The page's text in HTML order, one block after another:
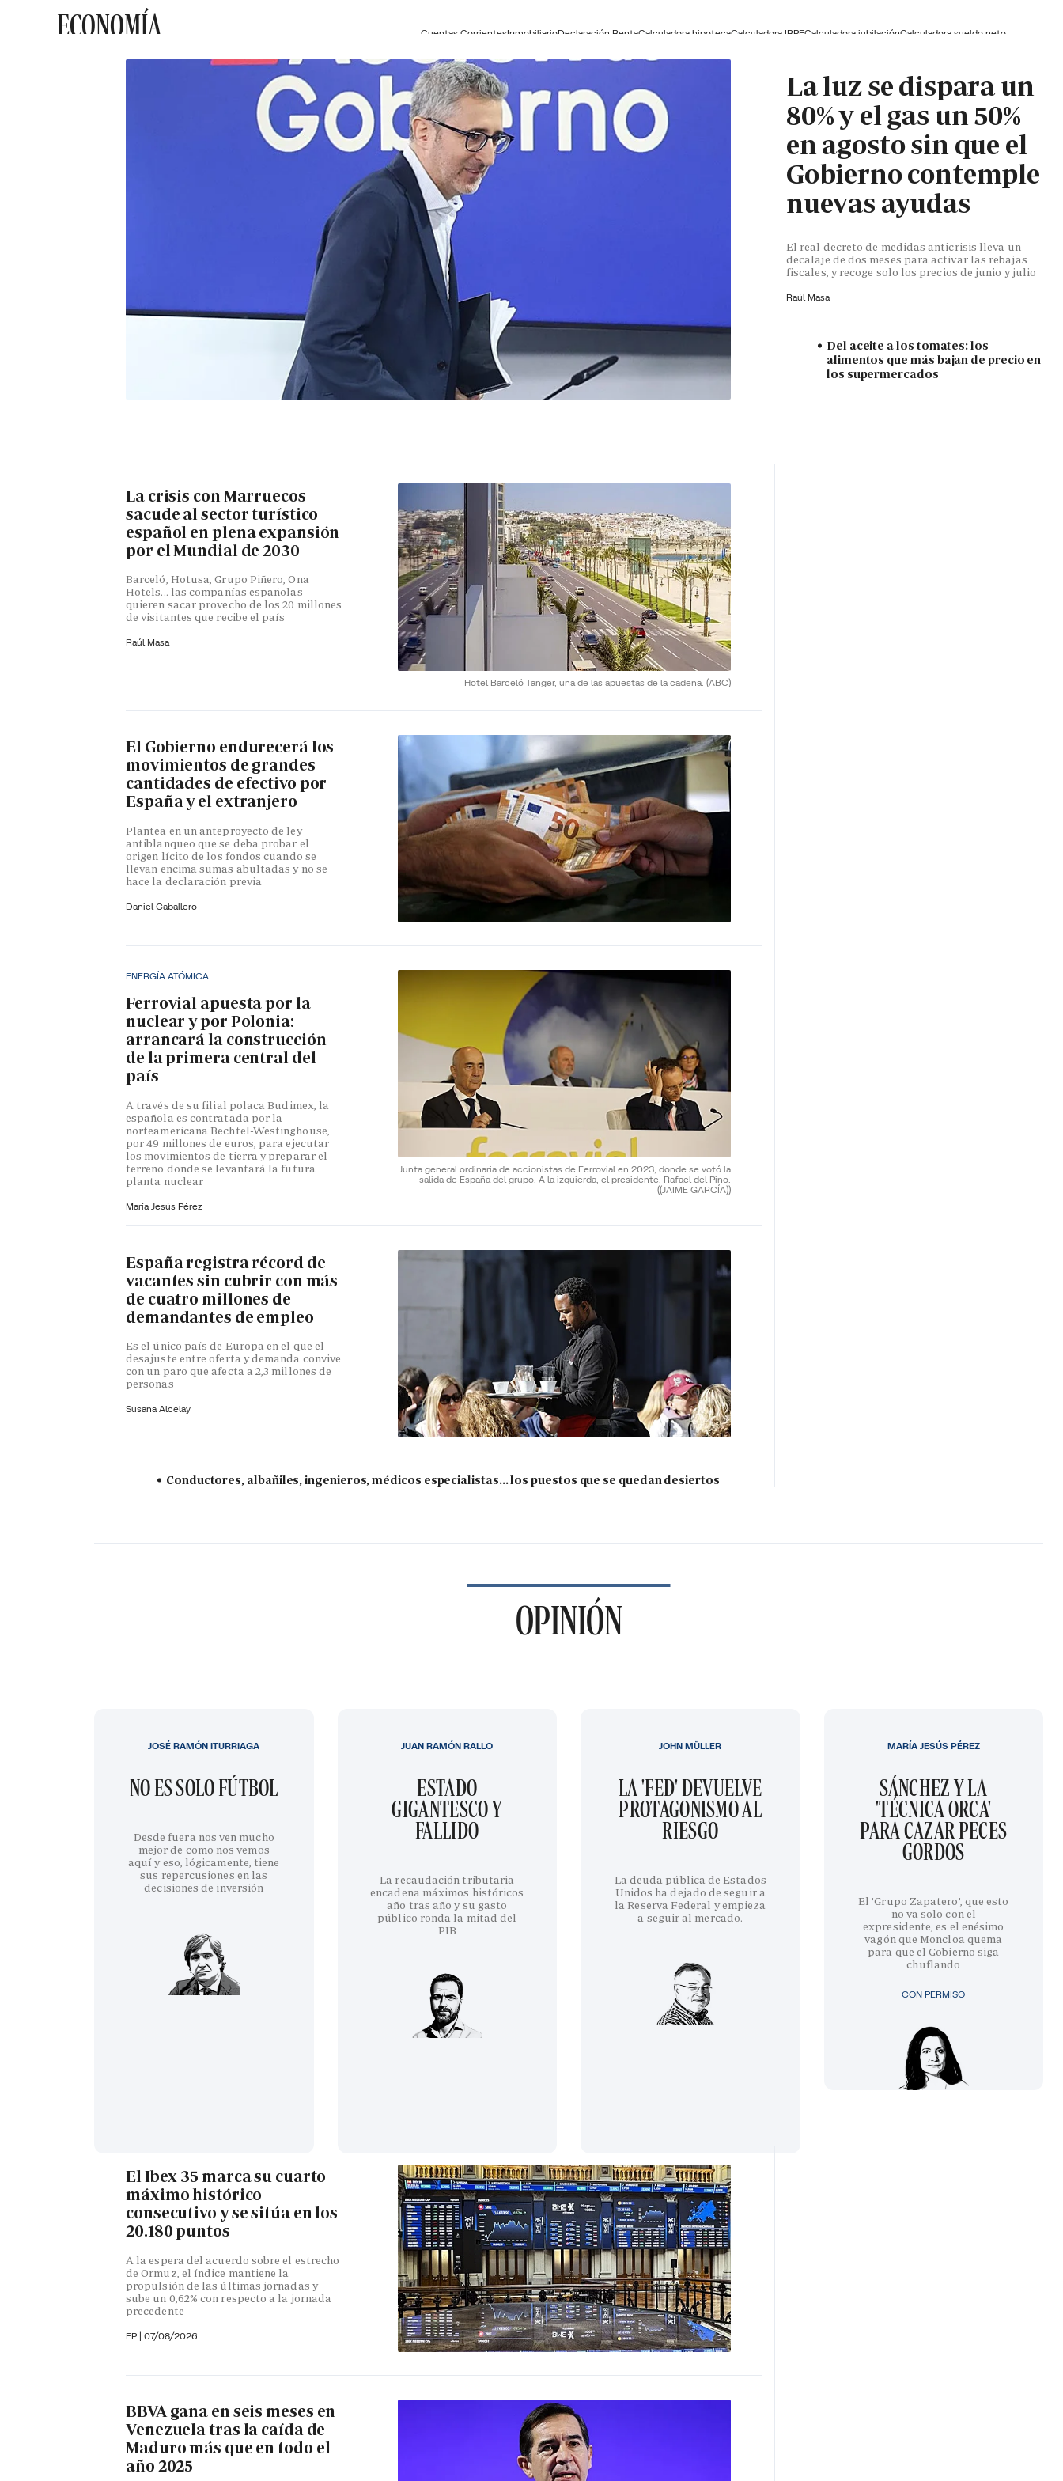
ECONOMÍA Cuentas CorrientesInmobiliarioDeclaración RentaCalculadora hipotecaCalculadora IRPFCalculadora jubilaciónCalculadora sueldo neto
La luz se dispara un
80% y el gas un 50%
en agosto sin que el
Gobierno contemple
nuevas ayudas
El real decreto de medidas anticrisis lleva un
decalaje de dos meses para activar las rebajas
fiscales, y recoge solo los precios de junio y julio
Raúl Masa
Del aceite a los tomates: los
alimentos que más bajan de precio en
los supermercados
Hotel Barceló Tanger, una de las apuestas de la cadena. (ABC)
La crisis con Marruecos
sacude al sector turístico
español en plena expansión
por el Mundial de 2030
Barceló, Hotusa, Grupo Piñero, Ona
Hotels... las compañías españolas
quieren sacar provecho de los 20 millones
de visitantes que recibe el país
Raúl Masa
El Gobierno endurecerá los
movimientos de grandes
cantidades de efectivo por
España y el extranjero
Plantea en un anteproyecto de ley
antiblanqueo que se deba probar el
origen lícito de los fondos cuando se
llevan encima sumas abultadas y no se
hace la declaración previa
Daniel Caballero
Junta general ordinaria de accionistas de Ferrovial en 2023, donde se votó la
salida de España del grupo. A la izquierda, el presidente, Rafael del Pino.
((JAIME GARCÍA))
ENERGÍA ATÓMICA
Ferrovial apuesta por la
nuclear y por Polonia:
arrancará la construcción
de la primera central del
país
A través de su filial polaca Budimex, la
española es contratada por la
norteamericana Bechtel-Westinghouse,
por 49 millones de euros, para ejecutar
los movimientos de tierra y preparar el
terreno donde se levantará la futura
planta nuclear
María Jesús Pérez
España registra récord de
vacantes sin cubrir con más
de cuatro millones de
demandantes de empleo
Es el único país de Europa en el que el
desajuste entre oferta y demanda convive
con un paro que afecta a 2,3 millones de
personas
Susana Alcelay
Conductores, albañiles, ingenieros, médicos especialistas... los puestos que se quedan desiertos
OPINIÓN
NO ES SOLO FÚTBOL
Desde fuera nos ven mucho
mejor de como nos vemos
aquí y eso, lógicamente, tiene
sus repercusiones en las
decisiones de inversión
JOSÉ RAMÓN ITURRIAGA
ESTADO
GIGANTESCO Y
FALLIDO
La recaudación tributaria
encadena máximos históricos
año tras año y su gasto
público ronda la mitad del
PIB
JUAN RAMÓN RALLO
LA 'FED' DEVUELVE
PROTAGONISMO AL
RIESGO
La deuda pública de Estados
Unidos ha dejado de seguir a
la Reserva Federal y empieza
a seguir al mercado.
JOHN MÜLLER
CON PERMISO
SÁNCHEZ Y LA
'TÉCNICA ORCA'
PARA CAZAR PECES
GORDOS
El 'Grupo Zapatero', que esto
no va solo con el
expresidente, es el enésimo
vagón que Moncloa quema
para que el Gobierno siga
chuflando
MARÍA JESÚS PÉREZ
El Ibex 35 marca su cuarto
máximo histórico
consecutivo y se sitúa en los
20.180 puntos
A la espera del acuerdo sobre el estrecho
de Ormuz, el índice mantiene la
propulsión de las últimas jornadas y
sube un 0,62% con respecto a la jornada
precedente
EP | 07/08/2026
BBVA gana en seis meses en
Venezuela tras la caída de
Maduro más que en todo el
año 2025